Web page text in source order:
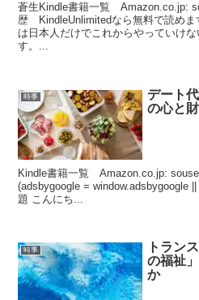
蒼生Kindle書籍一覧 Amazon.co.jp:
歴 KindleUnlimitedなら無料で読めま
は日本人だけでこれからやっていけ
す。...
時事
デート
の心と
Kindle書籍一覧 Amazon.co.jp:
(adsbygoogle = window.adsbygoogle
題 こんにち...
時事
トラン
の福祉
か